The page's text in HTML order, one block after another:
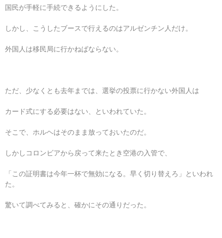
国民が手軽に手続できるようにした。
しかし、こうしたブースで行えるのはアルゼンチン人だけ。
外国人は移民局に行かねばならない。
ただ、少なくとも去年までは、選挙の投票に行かない外国人は
カード式にする必要はない、といわれていた。
そこで、ホルヘはそのまま放っておいたのだ。
しかしコロンビアから戻って来たとき空港の入管で、
「この証明書は今年一杯で無効になる。早く切り替えろ」といわれ
た。
驚いて調べてみると、確かにその通りだった。